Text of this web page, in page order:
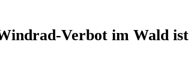
Verbot im Wald ist